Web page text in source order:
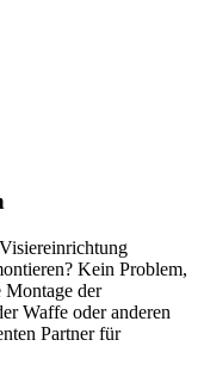
Kein Problem,
Montage der
Waffe oder anderen
Partner für